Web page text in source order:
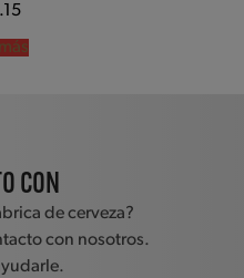
CON
de cerveza?
con nosotros.